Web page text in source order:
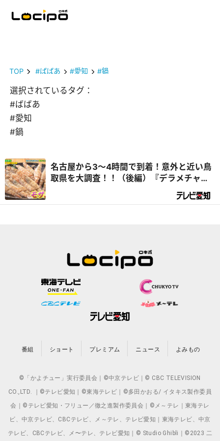
TOP #ばばあ #愛知 #鍋
選択されているタグ：
#ばばあ
#愛知
#鍋
名古屋から3～4時間で到着！意外と近い鳥
取県を大調査！！（後編）『デラメチャ気
番組 ショート プレミアム ニュース よみもの
©「かよチュー」実行委員会｜©中京テレビ｜© CBC TELEVISION
CO.,LTD. ｜©テレビ愛知｜©東海テレビ｜©多田かおる/ イタキス製作委員
会｜©テレビ愛知・フリュー／徹之進製作委員会｜©メ～テレ｜東海テレ
ビ、中京テレビ、CBCテレビ、メ～テレ、テレビ愛知｜東海テレビ、中京
テレビ、CBCテレビ、メ〜テレ、テレビ愛知｜© Studio Ghibli｜©2023 二